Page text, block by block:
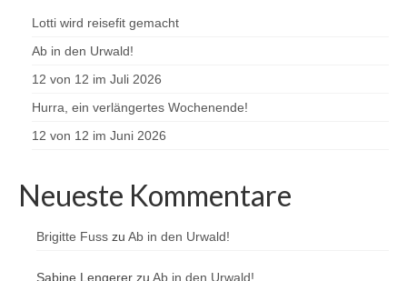
Lotti wird reisefit gemacht
Ab in den Urwald!
12 von 12 im Juli 2026
Hurra, ein verlängertes Wochenende!
12 von 12 im Juni 2026
Neueste Kommentare
Brigitte Fuss zu Ab in den Urwald!
Sabine Lengerer zu Ab in den Urwald!